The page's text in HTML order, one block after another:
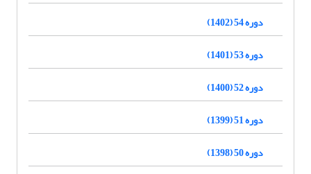
دوره 54 (1402)
دوره 53 (1401)
دوره 52 (1400)
دوره 51 (1399)
دوره 50 (1398)